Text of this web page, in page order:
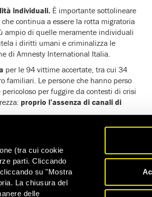
(tra cui cookie
parti. Cliccando
su "Mostra
La chiusura del
delle
individuali. È importante sottolineare
continua a essere la rotta migratoria
ampio di quelle meramente individuali
i diritti umani e criminalizza le
di Amnesty International Italia.
per le 94 vittime accertate, tra cui 34
familiari. Le persone che hanno perso
per fuggire da contesti di crisi
proprio l’assenza di canali di
umani e tutelare realmente i dirittiè
10 del Testo Unico
e contesti di crisi, e
che proprio per il loro operato si